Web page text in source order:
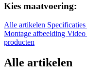
Kies maatvoering:
Alle artikelen Specificaties
Montage afbeelding Video
producten
Alle artikelen